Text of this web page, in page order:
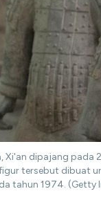
Xi'an dipajang pada
tersebut dibuat
tahun 1974. (Getty